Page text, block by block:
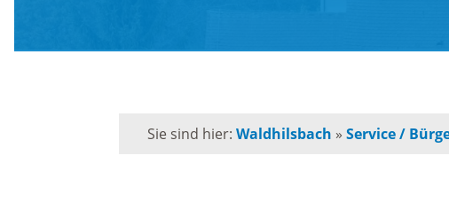
Sie sind hier:Waldhilsbach »Service /